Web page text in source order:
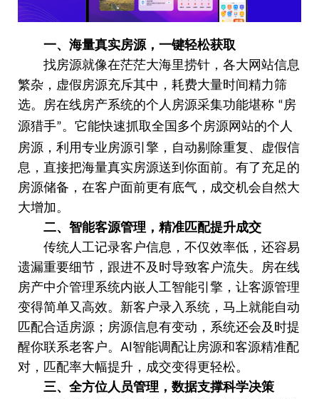
一、海量真实房源，一键轻松获取
找房源就像在茫茫大海里捞针，各大网站信息
繁杂，虚假房源充斥其中，耗费大量时间精力筛
选。房在线房产系统的个人房源采集功能堪称 “房
源猎手”。它能快速抓取全国多个房源网站的个人
房源，利用专业房源引擎，自动剔除重复、虚假信
息，直接把海量真实房源送到你面前。有了充足的
房源储备，在客户面前更有底气，成交机会自然大
大增加。
二、智能客源管理，精准匹配提升成交
传统人工记录客户信息，不仅效率低，还容易
遗漏重要细节，跟进不及时导致客户流失。房在线
房产中介管理系统内嵌人工智能引擎，让客源管理
变得简单又高效。新客户录入系统，马上就能自动
匹配合适房源；房源信息有变动，系统还会及时提
醒你联系老客户。 AI智能调配让房源和客源精准配
对，匹配率大幅提升，成交变得更轻松。
三、全方位人员管理，数据支撑科学决策